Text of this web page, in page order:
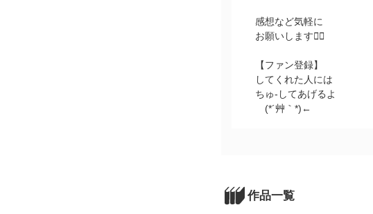
感想など気軽に
お願いします
【ファン登録】
してくれた人には
ちゅ‐してあげるよ
(*´艸｀*)←
作品一覧